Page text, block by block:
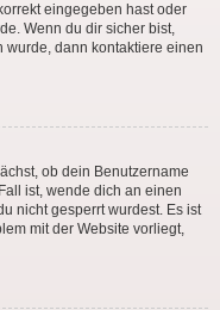
eingegeben hast oder
Wenn du dir sicher bist,
dann kontaktiere einen
ob dein Benutzername
ist, wende dich an einen
nicht gesperrt wurdest. Es ist
mit der Website vorliegt,